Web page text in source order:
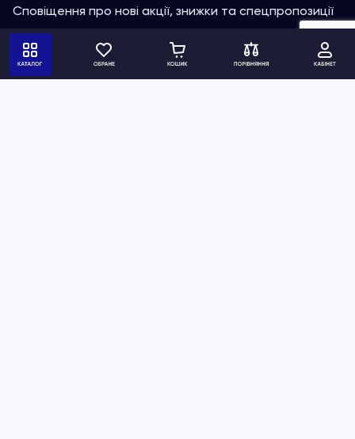
Сповіщення про нові акції, знижки та спецпропозиції